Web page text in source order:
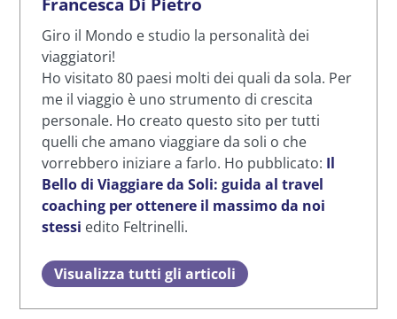
Giro il Mondo e studio la personalità dei
viaggiatori!
Ho visitato 80 paesi molti dei quali da sola. Per
me il viaggio è uno strumento di crescita
personale. Ho creato questo sito per tutti
quelli che amano viaggiare da soli o che
vorrebbero iniziare a farlo. Ho pubblicato: Il
Bello di Viaggiare da Soli: guida al travel
coaching per ottenere il massimo da noi
stessi edito Feltrinelli.
Visualizza tutti gli articoli